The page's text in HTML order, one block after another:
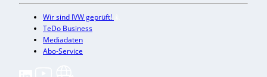
Wir sind IVW geprüft!
TeDo Business
Mediadaten
Abo-Service